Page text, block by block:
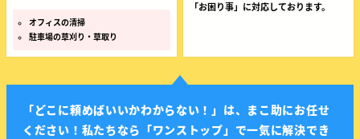
オフィスの清掃
駐車場の草刈り・草取り
「お困り事」に対応しております。
「どこに頼めばいいかわからない！」は、まこ助にお任せ
ください！ 私たちなら「ワンストップ」で一気に解決でき